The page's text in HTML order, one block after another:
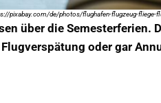
pixabay.com/de/photos/flughafen-flugzeug-fliege-
über die Semesterferien.
oder gar